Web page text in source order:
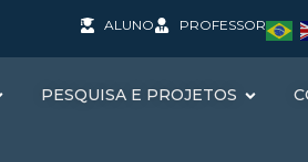
ALUNO PROFESSOR
PESQUISA E PROJETOS